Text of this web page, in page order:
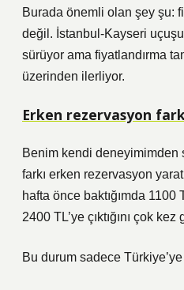
Burada önemli olan şey şu:
değil. İstanbul-Kayseri
sürüyor ama fiyatlandırma
üzerinden ilerliyor.
Erken rezervasyon
Benim kendi
farkı erken rezervasyon
hafta önce baktığımda
2400 TL’ye çıktığını çok kez
Bu durum sadece